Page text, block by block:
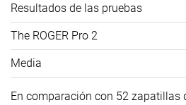
Resultados de las pruebas
The ROGER Pro 2
Media
En comparación con 52 zapatillas